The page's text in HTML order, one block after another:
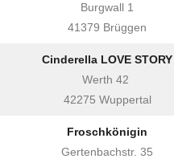
Burgwall 1
41379 Brüggen
Cinderella LOVE STORY
Werth 42
42275 Wuppertal
Froschkönigin
Gertenbachstr. 35